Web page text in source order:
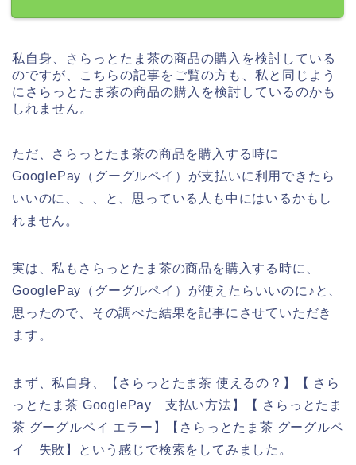
私自身、さらっとたま茶の商品の購入を検討している
のですが、こちらの記事をご覧の方も、私と同じよう
にさらっとたま茶の商品の購入を検討しているのかも
しれません。
ただ、さらっとたま茶の商品を購入する時に
GooglePay（グーグルペイ）が支払いに利用できたら
いいのに、、、と、思っている人も中にはいるかもし
れません。
実は、私もさらっとたま茶の商品を購入する時に、
GooglePay（グーグルペイ）が使えたらいいのに♪と、
思ったので、その調べた結果を記事にさせていただき
ます。
まず、私自身、【さらっとたま茶 使えるの？】【 さら
っとたま茶 GooglePay 支払い方法】【 さらっとたま
茶 グーグルペイ エラー】【さらっとたま茶 グーグルペ
イ 失敗】という感じで検索をしてみました。